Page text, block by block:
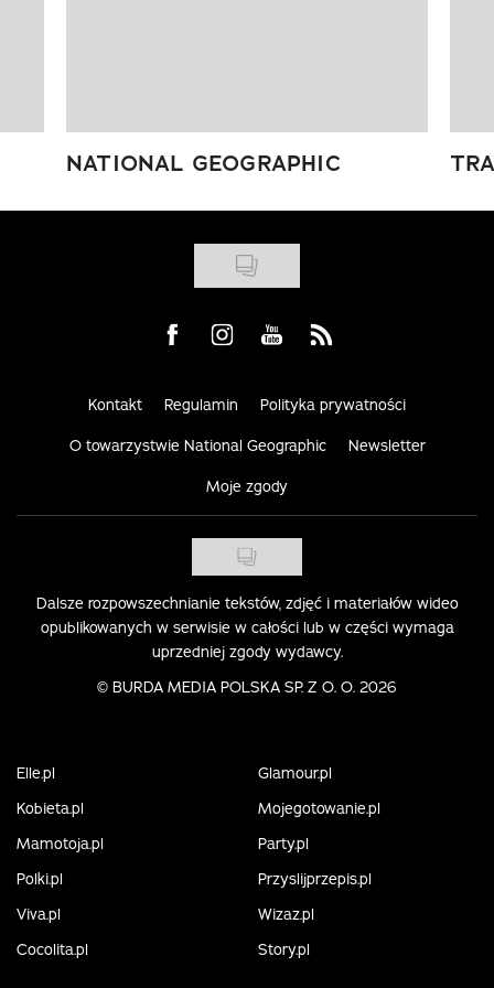
NATIONAL GEOGRAPHIC
Visit us on Facebook
Visit us on Instagram
Visit us on Youtube
Visit us on Rss
Kontakt Regulamin Polityka prywatności
O towarzystwie National Geographic Newsletter
Moje zgody
Dalsze rozpowszechnianie tekstów, zdjęć i materiałów wideo
opublikowanych w serwisie w całości lub w części wymaga
uprzedniej zgody wydawcy.
© BURDA MEDIA POLSKA SP. Z O. O. 2026
Elle.pl
Glamour.pl
Kobieta.pl
Mojegotowanie.pl
Mamotoja.pl
Party.pl
Polki.pl
Przyslijprzepis.pl
Viva.pl
Wizaz.pl
Cocolita.pl
Story.pl